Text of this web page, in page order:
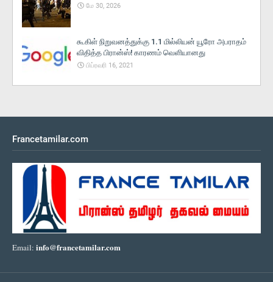
மே 30, 2026
கூகிள் நிறுவனத்துக்கு 1.1 மில்லியன் யூரோ அபராதம்
விதித்த பிரான்ஸ்! காரணம் வெளியானது
பிப்ரவரி 16, 2021
Francetamilar.com
Email: info@francetamilar.com